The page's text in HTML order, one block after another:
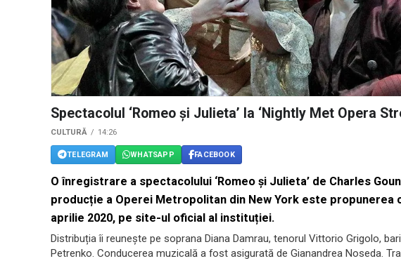
Spectacolul ‘Romeo și Julieta’ la ‘Nightly Met Opera
CULTURĂ 14:26
TELEGRAM WHATSAPP FACEBOOK
O înregistrare a spectacolului ‘Romeo și Julieta’ de Charles
producție a Operei Metropolitan din New York este propunerea
aprilie 2020, pe site-ul oficial al instituției.
Distribuția îi reunește pe soprana Diana Damrau, tenorul Vittorio Grigolo,
Petrenko. Conducerea muzicală a fost asigurată de Gianandrea Noseda.